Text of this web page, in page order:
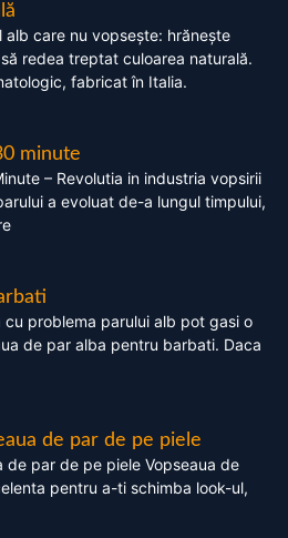
care nu vopsește: hrănește
redea treptat culoarea naturală.
fabricat în Italia.
minute
– Revolutia in industria vopsirii
a evoluat de-a lungul timpului,
problema parului alb pot gasi o
de par alba pentru barbati. Daca
de par de pe piele
de par de pe piele Vopseaua de
pentru a-ti schimba look-ul,